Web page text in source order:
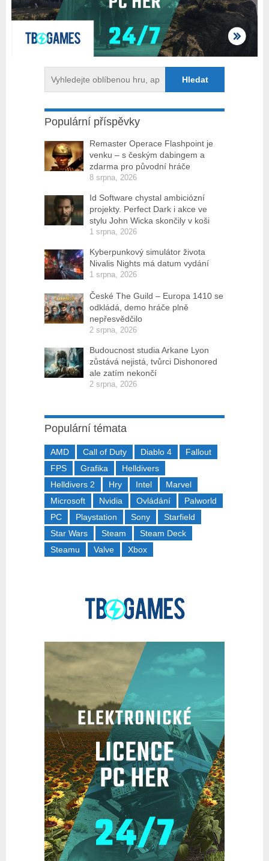
Populární příspěvky
Remaster Operace Flashpoint je
venku – s českým dabingem a
zdarma pro původní hráče
8 srpna, 2026
Id Software chystal ambiciózní
projekty. Perfect Dark i akce ve
stylu John Wicka skončily v koši
1 srpna, 2026
Kyberpunkový simulátor života
Nivalis Nights má datum vydání
1 srpna, 2026
České The Guild – Europa 1410 se
odkládá, demo hráče plně
nepřesvědčilo
2 srpna, 2026
Budoucnost studia Arkane Lyon
zůstává nejistá, tvůrci Dishonored
ale zatím nekončí
2 srpna, 2026
Populární témata
AMD Call of Duty Diablo 4
Fallout
FPS
Grafika
Helldivers
Helldivers 2
Hry Intel
Marvel
Microsoft
Nvidia Ovládání
Palworld
PC
Playstation Sony
Starfield
Star Wars
Steam
Steam Deck
Steamu
Valve Xbox